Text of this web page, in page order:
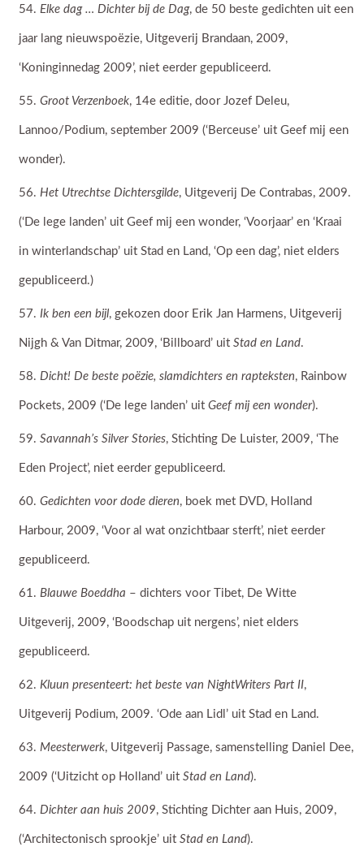
Elke dag … Dichter bij de Dag, de 50 beste gedichten uit een
jaar lang nieuwspoëzie, Uitgeverij Brandaan, 2009,
‘Koninginnedag 2009’, niet eerder gepubliceerd.
Groot Verzenboek, 14e editie, door Jozef Deleu,
Lannoo/Podium, september 2009 (‘Berceuse’ uit Geef mij een
wonder).
Het Utrechtse Dichtersgilde, Uitgeverij De Contrabas, 2009.
(‘De lege landen’ uit Geef mij een wonder, ‘Voorjaar’ en ‘Kraai
in winterlandschap’ uit Stad en Land, ‘Op een dag’, niet elders
gepubliceerd.)
Ik ben een bijl, gekozen door Erik Jan Harmens, Uitgeverij
Nijgh & Van Ditmar, 2009, ‘Billboard’ uitStad en Land.
Dicht! De beste poëzie, slamdichters en rapteksten, Rainbow
Pockets, 2009 (‘De lege landen’ uitGeef mij een wonder).
Savannah’s Silver Stories, Stichting De Luister, 2009, ‘The
Eden Project’, niet eerder gepubliceerd.
Gedichten voor dode dieren, boek met DVD, Holland
Harbour, 2009, ‘Voor al wat onzichtbaar sterft’, niet eerder
gepubliceerd.
Blauwe Boeddha – dichters voor Tibet, De Witte
Uitgeverij, 2009, ‘Boodschap uit nergens’, niet elders
gepubliceerd.
Kluun presenteert: het beste van NightWriters Part II,
Uitgeverij Podium, 2009. ‘Ode aan Lidl’ uit Stad en Land.
Meesterwerk, Uitgeverij Passage, samenstelling Daniel Dee,
2009 (‘Uitzicht op Holland’ uitStad en Land).
Dichter aan huis 2009, Stichting Dichter aan Huis, 2009,
(‘Architectonisch sprookje’ uitStad en Land).